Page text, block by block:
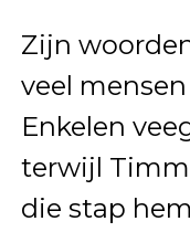
Zijn
veel
Enkelen
terwijl
die stap